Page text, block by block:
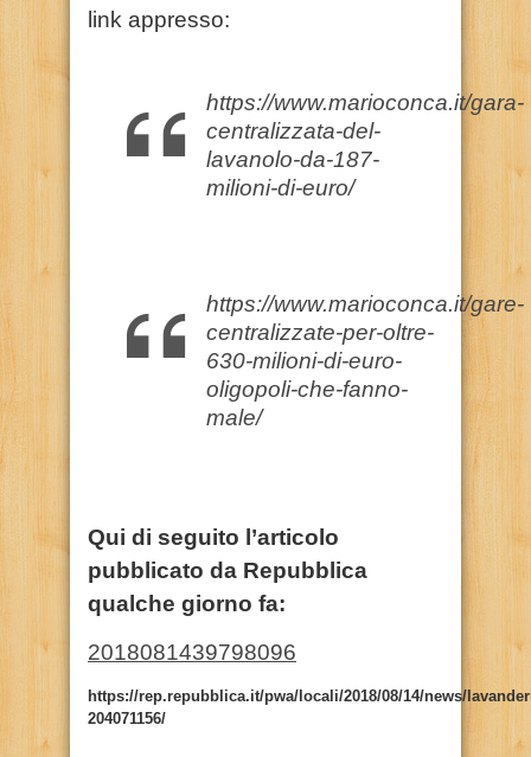
link appresso:
https://www.marioconca.it/gara-
centralizzata-del-
lavanolo-da-187-
milioni-di-euro/
https://www.marioconca.it/gare-
centralizzate-per-oltre-
630-milioni-di-euro-
oligopoli-che-fanno-
male/
Qui di seguito l’articolo
pubblicato da Repubblica
qualche giorno fa:
2018081439798096
https://rep.repubblica.it/pwa/locali/2018/08/14/news/
204071156/